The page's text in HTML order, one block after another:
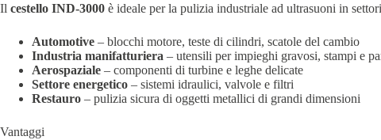
Il cestello IND-3000 è ideale per la pulizia industriale ad ultrasuoni in
Automotive – blocchi motore, teste di cilindri, scatole del cambio
Industria manifatturiera – utensili per impieghi gravosi, stampi e
Aerospaziale – componenti di turbine e leghe delicate
Settore energetico – sistemi idraulici, valvole e filtri
Restauro – pulizia sicura di oggetti metallici di grandi dimensioni
Vantaggi